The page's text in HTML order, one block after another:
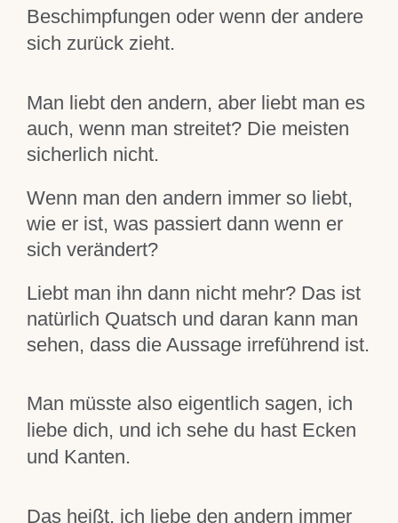
Beschimpfungen oder wenn der andere
sich zurück zieht.
Man liebt den andern, aber liebt man es
auch, wenn man streitet? Die meisten
sicherlich nicht.
Wenn man den andern immer so liebt,
wie er ist, was passiert dann wenn er
sich verändert?
Liebt man ihn dann nicht mehr? Das ist
natürlich Quatsch und daran kann man
sehen, dass die Aussage irreführend ist.
Man müsste also eigentlich sagen, ich
liebe dich, und ich sehe du hast Ecken
und Kanten.
Das heißt, ich liebe den andern immer